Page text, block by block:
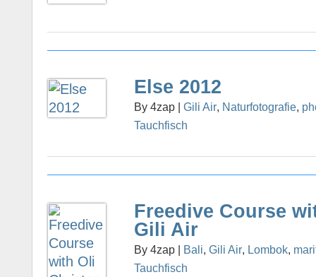
Else 2012
By 4zap | Gili Air, Naturfotografie,
Tauchfisch
Freedive Course
Gili Air
By 4zap | Bali, Gili Air, Lombok,
Tauchfisch